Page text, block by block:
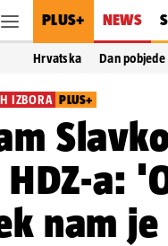
PLUS+ NEWS
Hrvatska Dan pobjede
IZBORA PLUS+
HDZ-a:
nam